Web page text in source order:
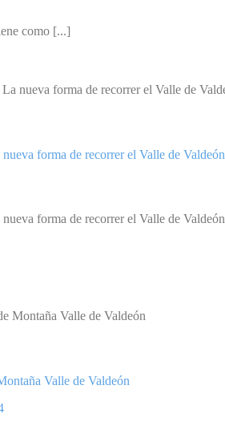
como [...]
forma de recorrer el Valle de Valdeón
forma de recorrer el Valle de Valdeón
Valle de Valdeón